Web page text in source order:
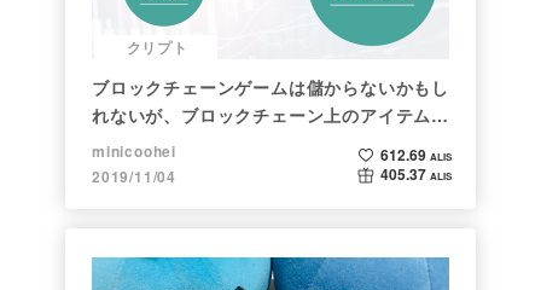
クリプト
ブロックチェーンゲームは儲からないかもし
れないが、ブロックチェーン上のアイテムは
新しい形の投資になる。(読了:５分)
minicoohei
2019/11/04
612.69 ALIS
405.37 ALIS